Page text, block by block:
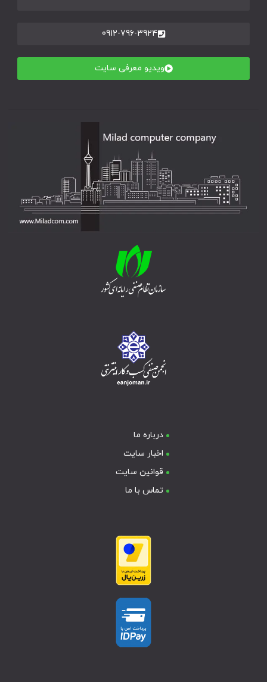
0912-796-3924
ویدیو معرفی سایت
درباره ما
اخبار سایت
قوانین سایت
تماس با ما